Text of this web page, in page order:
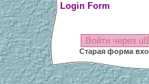
Login Form
Войти через
Старая форма